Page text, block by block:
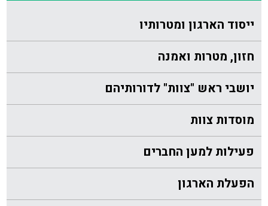
ייסוד הארגון ומטרותיו
חזון, מטרות ואמנה
יושבי ראש "צוות" לדורותיהם
מוסדות צוות
פעילות למען החברים
הפעלת הארגון